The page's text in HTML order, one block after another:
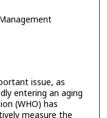
issue, as
entering an aging
(WHO) has
measure the